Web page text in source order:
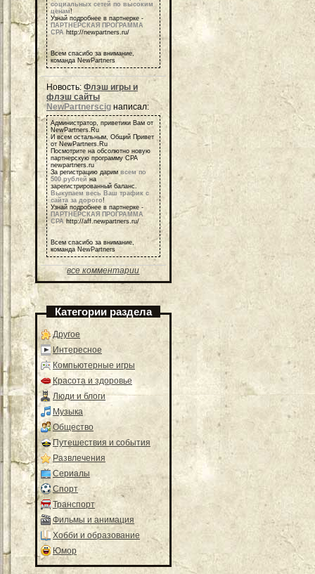
социальных сетей по высоким
ценам!
Узнай подробнее в партнерке -
ПАРТНЕРСКАЯ ПРОГРАММА
СРА http://newpartners.ru/
Всем спасибо за внимание,
команда NewPartners
Новость: Флэш игры и
флэш сайты
NewPartnerscig написал:
Администратор, приветики Вам от
NewPartners.Ru
И всем остальным, Общий Привет
от NewPartners.Ru
Посмотрите на обсолютно новую
партнерскую программу СРА
newpartners.ru
За регистрацию дарим всем по
500 рублей на
зарегистрированный баланс.
Выкупаем весь Ваш трафик с
сайта за дорого!
Узнай подробнее в партнерке -
ПАРТНЕРСКАЯ ПРОГРАММА
СРА http://aff.newpartners.ru/
Всем спасибо за внимание,
команда NewPartners
все комментарии
Категории раздела
Другое
Интересное
Компьютерные игры
Красота и здоровье
Люди и блоги
Музыка
Общество
Путешествия и события
Развлечения
Сериалы
Спорт
Транспорт
Фильмы и анимация
Хобби и образование
Юмор